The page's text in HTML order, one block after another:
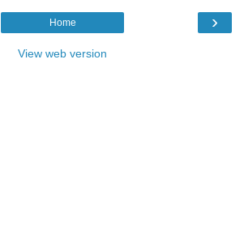
›
Home
View web version